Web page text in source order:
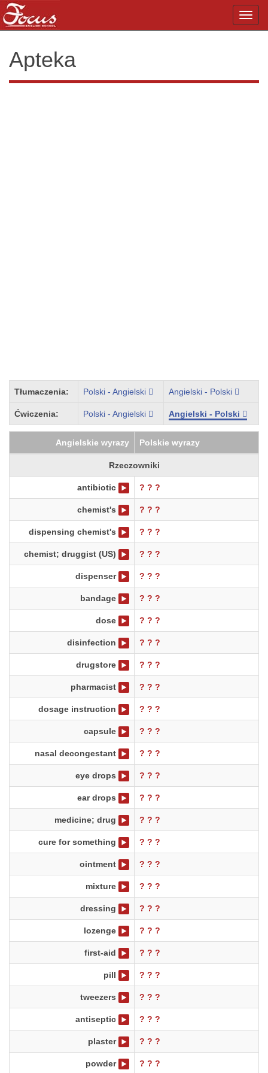
Apteka
Tłumaczenia: Polski - Angielski Angielski - Polski
Ćwiczenia: Polski - Angielski Angielski - Polski
Angielskie wyrazy Polskie wyrazy
Rzeczowniki
antibiotic ? ? ?
chemist's ? ? ?
dispensing chemist's ? ? ?
chemist; druggist (US) ? ? ?
dispenser ? ? ?
bandage ? ? ?
dose ? ? ?
disinfection ? ? ?
drugstore ? ? ?
pharmacist ? ? ?
dosage instruction ? ? ?
capsule ? ? ?
nasal decongestant ? ? ?
eye drops ? ? ?
ear drops ? ? ?
medicine; drug ? ? ?
cure for something ? ? ?
ointment ? ? ?
mixture ? ? ?
dressing ? ? ?
lozenge ? ? ?
first-aid ? ? ?
pill ? ? ?
tweezers ? ? ?
antiseptic ? ? ?
plaster ? ? ?
powder ? ? ?